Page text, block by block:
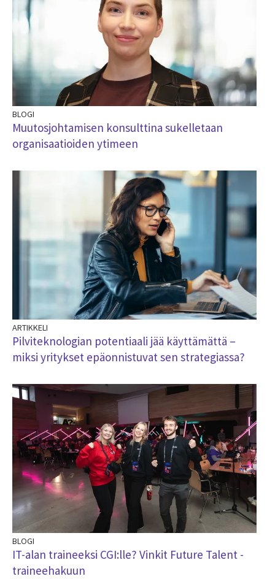
BLOGI
Muutosjohtamisen konsulttina sukelletaan
organisaatioiden ytimeen
ARTIKKELI
Pilviteknologian potentiaali jää käyttämättä –
miksi yritykset epäonnistuvat sen strategiassa?
BLOGI
IT-alan traineeksi CGI:lle? Vinkit Future Talent -
traineehakuun